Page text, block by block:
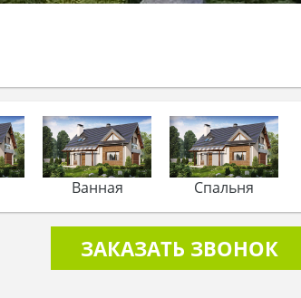
Ванная Спальня
ЗАКАЗАТЬ ЗВОНОК